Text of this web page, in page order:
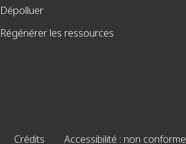
Dépolluer
Régénérer les ressources
Crédits Accessibilité : non conforme